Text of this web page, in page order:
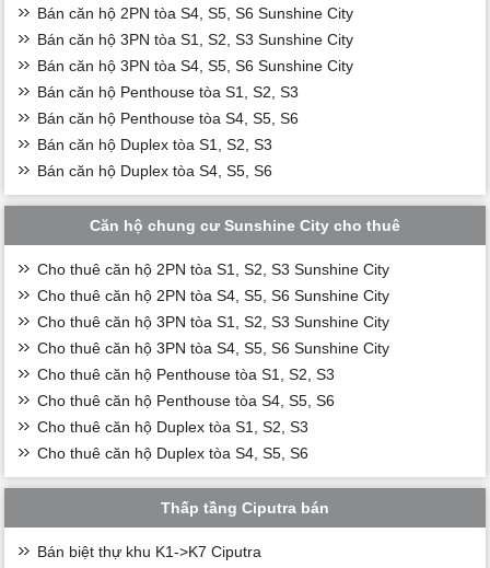
Bán căn hộ 2PN tòa S4, S5, S6 Sunshine City
Bán căn hộ 3PN tòa S1, S2, S3 Sunshine City
Bán căn hộ 3PN tòa S4, S5, S6 Sunshine City
Bán căn hộ Penthouse tòa S1, S2, S3
Bán căn hộ Penthouse tòa S4, S5, S6
Bán căn hộ Duplex tòa S1, S2, S3
Bán căn hộ Duplex tòa S4, S5, S6
Căn hộ chung cư Sunshine City cho thuê
Cho thuê căn hộ 2PN tòa S1, S2, S3 Sunshine City
Cho thuê căn hộ 2PN tòa S4, S5, S6 Sunshine City
Cho thuê căn hộ 3PN tòa S1, S2, S3 Sunshine City
Cho thuê căn hộ 3PN tòa S4, S5, S6 Sunshine City
Cho thuê căn hộ Penthouse tòa S1, S2, S3
Cho thuê căn hộ Penthouse tòa S4, S5, S6
Cho thuê căn hộ Duplex tòa S1, S2, S3
Cho thuê căn hộ Duplex tòa S4, S5, S6
Thấp tầng Ciputra bán
Bán biệt thự khu K1->K7 Ciputra